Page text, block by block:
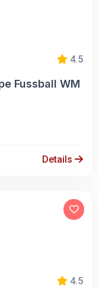
4.5
Fussball WM
Details
4.5